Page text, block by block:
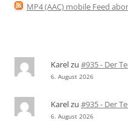
MP4 (AAC) mobile Feed
Karelzu #935 - Der
6. August 2026
Karelzu #935 - Der
6. August 2026